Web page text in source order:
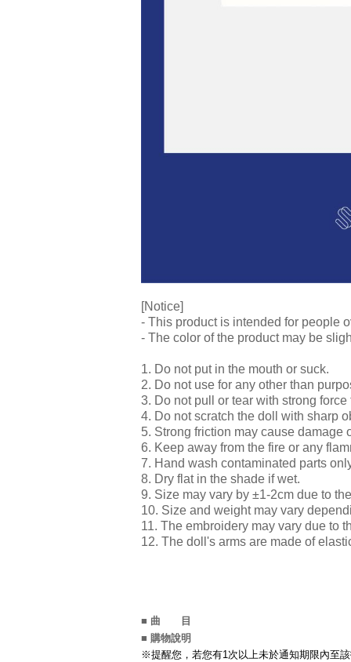
[Notice]
- This product is intended for people
- The color of the product may be
1. Do not put in the mouth or suck.
2. Do not use for any other than
3. Do not pull or tear with strong force
4. Do not scratch the doll with sharp
5. Strong friction may cause damage
6. Keep away from the fire or any
7. Hand wash contaminated parts
8. Dry flat in the shade if wet.
9. Size may vary by ±1-2cm due to
10. Size and weight may vary
11. The embroidery may vary due to
12. The doll's arms are made of
■ 曲 目
■ 購物說明
※提醒您，若您有1次以上未於通知期限內至